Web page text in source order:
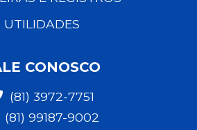
UTILIDADES
CONOSCO
(81) 3972-7751
(81) 99187-9002